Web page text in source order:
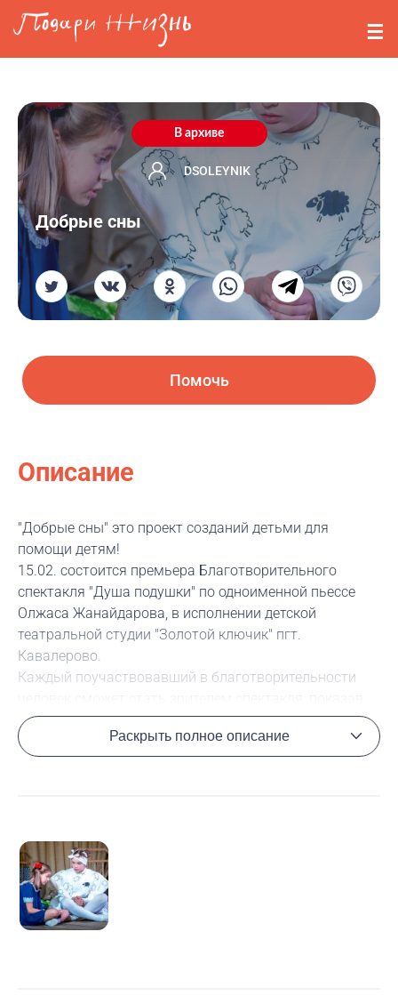
Перейти к основному содержанию
События
Вопросы
Войти
Регистрация
В архиве
DSOLEYNIK
Добрые сны
Помочь
Описание
"Добрые сны" это проект созданий детьми для
помощи детям!
15.02. состоится премьера Благотворительного
спектакля "Душа подушки" по одноименной пьессе
Олжаса Жанайдарова, в исполнении детской
театральной студии "Золотой ключик" пгт.
Кавалерово.
Каждый поучаствовавший в благотворительности
чек о переводе в фонд "Подари жизнь" на сумму от
300 руб.
которую вы указажете при совершении платежа.
Раскрыть полное описание